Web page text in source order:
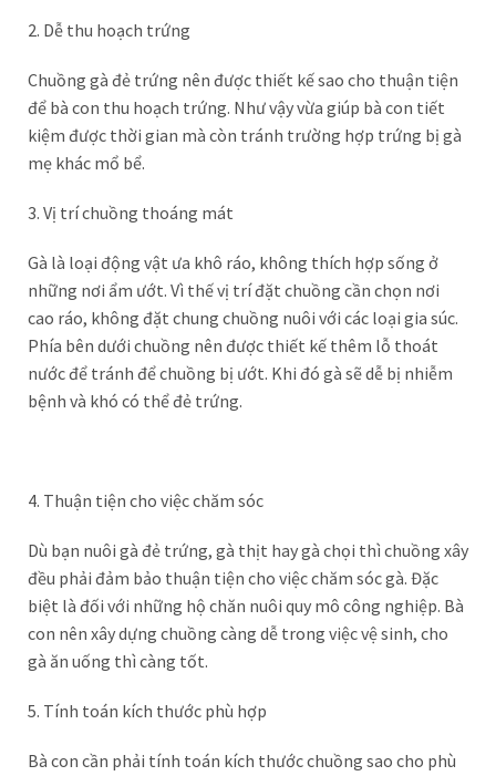
2. Dễ thu hoạch trứng
Chuồng gà đẻ trứng nên được thiết kế sao cho thuận tiện
để bà con thu hoạch trứng. Như vậy vừa giúp bà con tiết
kiệm được thời gian mà còn tránh trường hợp trứng bị gà
mẹ khác mổ bể.
3. Vị trí chuồng thoáng mát
Gà là loại động vật ưa khô ráo, không thích hợp sống ở
những nơi ẩm ướt. Vì thế vị trí đặt chuồng cần chọn nơi
cao ráo, không đặt chung chuồng nuôi với các loại gia súc.
Phía bên dưới chuồng nên được thiết kế thêm lỗ thoát
nước để tránh để chuồng bị ướt. Khi đó gà sẽ dễ bị nhiễm
bệnh và khó có thể đẻ trứng.
4. Thuận tiện cho việc chăm sóc
Dù bạn nuôi gà đẻ trứng, gà thịt hay gà chọi thì chuồng xây
đều phải đảm bảo thuận tiện cho việc chăm sóc gà. Đặc
biệt là đối với những hộ chăn nuôi quy mô công nghiệp. Bà
con nên xây dựng chuồng càng dễ trong việc vệ sinh, cho
gà ăn uống thì càng tốt.
5. Tính toán kích thước phù hợp
Bà con cần phải tính toán kích thước chuồng sao cho phù